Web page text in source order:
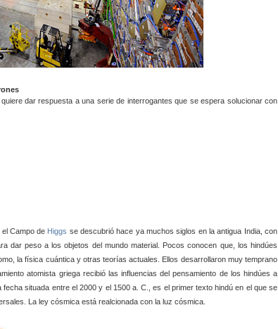
dar respuesta a una serie de interrogantes que se espera solucionar con
Campo de Higgs se descubrió hace ya muchos siglos en la antigua India, con
dar peso a los objetos del mundo material. Pocos conocen que, los hindúes
la física cuántica y otras teorías actuales. Ellos desarrollaron muy temprano
atomista griega recibió las influencias del pensamiento de los hindúes a
situada entre el 2000 y el 1500 a. C., es el primer texto hindú en el que se
La ley cósmica está realcionada con la luz cósmica.